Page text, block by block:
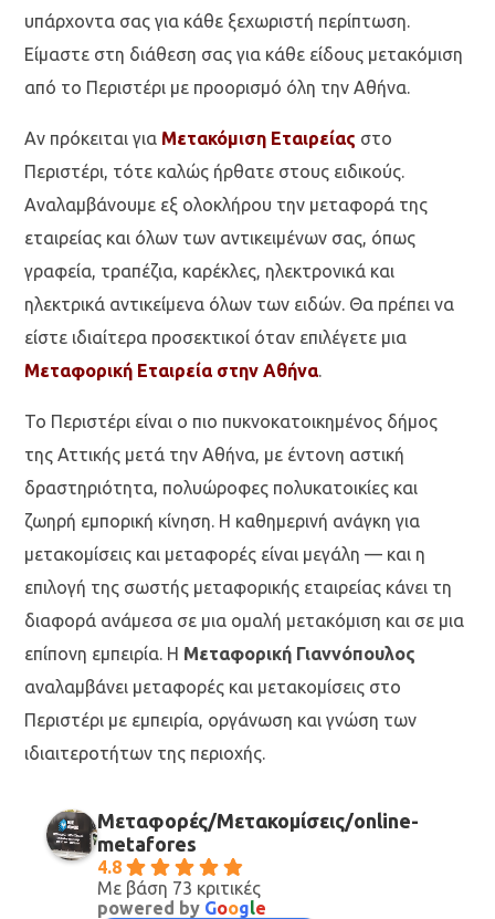
υπάρχοντα σας για κάθε ξεχωριστή περίπτωση.
Είμαστε στη διάθεση σας για κάθε είδους μετακόμιση
από το Περιστέρι με προορισμό όλη την Αθήνα.
Αν πρόκειται για Μετακόμιση Εταιρείας στο
Περιστέρι, τότε καλώς ήρθατε στους ειδικούς.
Αναλαμβάνουμε εξ ολοκλήρου την μεταφορά της
εταιρείας και όλων των αντικειμένων σας, όπως
γραφεία, τραπέζια, καρέκλες, ηλεκτρονικά και
ηλεκτρικά αντικείμενα όλων των ειδών. Θα πρέπει να
είστε ιδιαίτερα προσεκτικοί όταν επιλέγετε μια
Μεταφορική Εταιρεία στην Αθήνα.
Το Περιστέρι είναι ο πιο πυκνοκατοικημένος δήμος
της Αττικής μετά την Αθήνα, με έντονη αστική
δραστηριότητα, πολυώροφες πολυκατοικίες και
ζωηρή εμπορική κίνηση. Η καθημερινή ανάγκη για
μετακομίσεις και μεταφορές είναι μεγάλη — και η
επιλογή της σωστής μεταφορικής εταιρείας κάνει τη
διαφορά ανάμεσα σε μια ομαλή μετακόμιση και σε μια
επίπονη εμπειρία. Η Μεταφορική Γιαννόπουλος
αναλαμβάνει μεταφορές και μετακομίσεις στο
Περιστέρι με εμπειρία, οργάνωση και γνώση των
ιδιαιτεροτήτων της περιοχής.
Μεταφορές/Μετακομίσεις/online-
metafores
4.8
Με βάση 73 κριτικές
powered by Google